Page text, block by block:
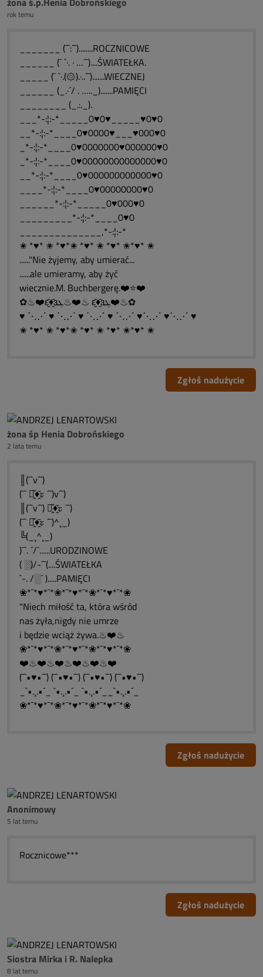
rok temu
_______ (¯`:´¯)........ROCZNICOWE
______ (¯ `·. · …´¯)....ŚWIATEŁKA.
_____ (¯ `·.(۞).·..´¯).......WIECZNEJ
______ (_.·´/ . ….._).......PAMIĘCI
________ (_.:._).
___*-:¦:-*_____0♥0♥_____♥0♥0
__*-:¦:-*____0♥0000♥___♥000♥0
_*-:¦:-*____0♥0000000♥000000♥0
_*-:¦:-*____0♥00000000000000♥0
__*-:¦:-*____0♥000000000000♥0
____*-:¦:-*____0♥00000000♥0
______*-:¦:-*_____0♥000♥0
_________*-:¦:-*____0♥0
______________,*-:¦:-*
✬ *♥* ✬ *♥*✬ *♥* ✬ *♥* ✬*♥* ✬
......"Nie żyjemy, aby umierać...
......ale umieramy, aby żyć
wiecznie.M. Buchbergerę.❤️⭐❤️
✿♨❤️ԑ̮̑♦̮̑ɜܓ♨❤️♨ ԑ̮̑♦̮̑ɜܓ❤️♨✿
♥ ⋱⋰ ♥ ⋱⋰ ♥ ⋱⋰ ♥ ⋱⋰ ♥⋱⋰ ♥⋱⋰ ♥
✬ *♥* ✬ *♥*✬ *♥* ✬ *♥* ✬*♥* ✬
Zgłoś nadużycie
żona śp Henia Dobrońskiego
2 lata temu
║(¯`v´¯)
(¯` ะ̭̌♦̭̌ะ ´¯)v´¯)
║(¯`v´¯) ะ̭̌♦̭̌ะ ´¯)
(¯` ะ̭̌♦̭̌ะ ´¯)^¸_)
╚(_¸^¸_)
)¯`. ´/`......URODZINOWE
( ░)/-´¯(....ŚWIATEŁKA
`-. /░´ ).....PAMIĘCI
❀*¯*♥*¯*❀*¯*♥*¯*❀*¯*♥*¯*❀
"Niech miłość ta, która wśród
nas żyła,nigdy nie umrze
i będzie wciąż żywa.♨❤️♨
❀*¯*♥*¯*❀*¯*♥*¯*❀*¯*♥*¯*❀
❤️♨❤️♨❤️♨❤️♨❤️♨❤️
(¯`•♥•´¯) (¯`•♥•´¯) (¯`•♥•´¯) (¯`•♥•´¯)
_`•.¸.•´_ `•.¸.•´_ `•.¸.•´__`•.¸.•´_
❀*¯*♥*¯*❀*¯*♥*¯*❀*¯*♥*¯*❀
Zgłoś nadużycie
Anonimowy
5 lat temu
Rocznicowe***
Zgłoś nadużycie
Siostra Mirka i R. Nalepka
8 lat temu